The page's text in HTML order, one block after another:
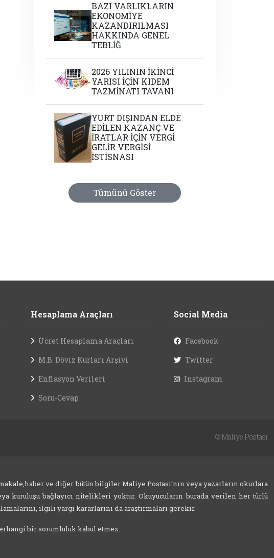
BAZI VARLIKLARIN
EKONOMİYE
KAZANDIRILMASI
HAKKINDA GENEL
TEBLİĞ
2026 YILININ İKİNCİ
YARISI İÇİN KIDEM
TAZMİNATI TAVANI
YURT DIŞINDAN ELDE
EDİLEN KAZANÇ VE
İRATLAR İÇİN VERGİ
GELİR VERGİSİ
İSTİSNASI
Tümünü Göster
Hesaplama Araçları
Ücret Hesaplama Araçları
M.B. Döviz Kurları Arşivi
Enflasyon Verileri
Soru-Cevap
Social Media
Facebook
Twitter
Instagram
©Maliye Postası
ve diğer bütün bilgiler Maliye Postası'nın veya yazarların okurlara
bağlayıcı nitelikleri yoktur. Okuyucuların burada verilen her türlü
ilgili yargı kararlarını da araştırmaları gerekir.
bir sorumluluk kabul etmez.